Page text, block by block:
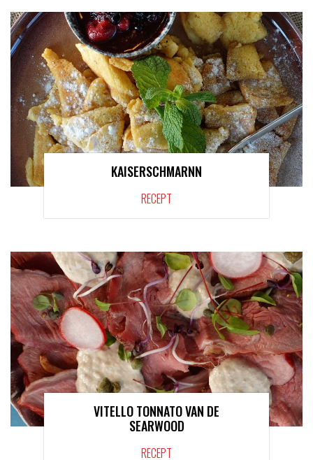
KAISERSCHMARNN
RECEPT
VITELLO TONNATO VAN DE
SEARWOOD
RECEPT